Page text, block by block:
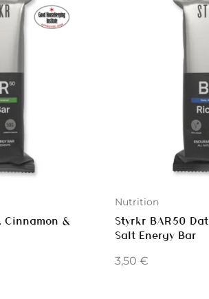
Cinnamon &
Nutrition
Styrkr BAR50
Salt Energy Bar
3,50 €